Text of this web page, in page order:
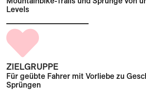
Levels
ZIELGRUPPE
Für geübte Fahrer mit Vorliebe zu
Sprüngen